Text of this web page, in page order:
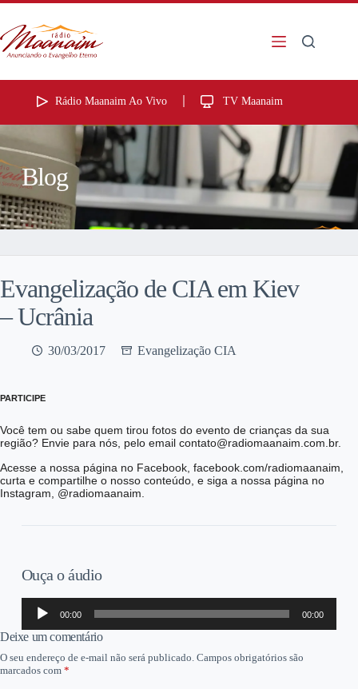
Rádio Maanaim Ao Vivo TV Maanaim
Blog
Evangelização de CIA em Kiev
– Ucrânia
30/03/2017 Evangelização CIA
PARTICIPE
Você tem ou sabe quem tirou fotos do evento de crianças da sua
região? Envie para nós, pelo email contato@radiomaanaim.com.br.
Acesse a nossa página no Facebook, facebook.com/radiomaanaim,
curta e compartilhe o nosso conteúdo, e siga a nossa página no
Instagram, @radiomaanaim.
Ouça o áudio
Tocador
áudio
00:00 00:00
Deixe um comentário
O seu endereço de e-mail não será publicado. Campos obrigatórios são
marcados com *